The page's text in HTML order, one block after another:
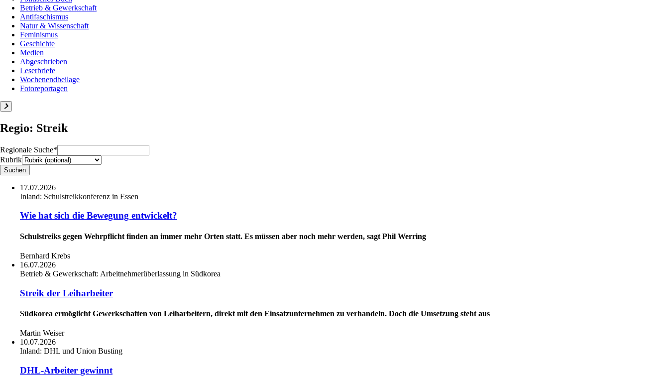
Betrieb & Gewerkschaft
Antifaschismus
Natur & Wissenschaft
Feminismus
Geschichte
Medien
Abgeschrieben
Leserbriefe
Wochenendbeilage
Fotoreportagen
Regio: Streik
Regionale Suche*
Rubrik
17.07.2026
Inland: Schulstreikkonferenz in Essen
Wie hat sich die Bewegung entwickelt?
Schulstreiks gegen Wehrpflicht finden an immer mehr Orten statt. Es müssen aber noch mehr werden, sagt Phil Werring
Bernhard Krebs
16.07.2026
Betrieb & Gewerkschaft: Arbeitnehmerüberlassung in Südkorea
Streik der Leiharbeiter
Südkorea ermöglicht Gewerkschaften von Leiharbeitern, direkt mit den Einsatzunternehmen zu verhandeln. Doch die Umsetzung steht aus
Martin Weiser
10.07.2026
Inland: DHL und Union Busting
DHL-Arbeiter gewinnt